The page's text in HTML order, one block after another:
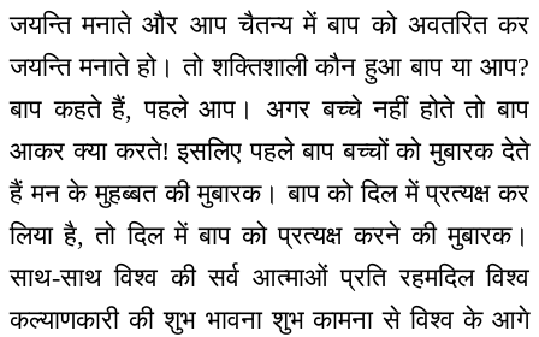
जयन्ति मनाते और आप चैतन्य में बाप को अवतरित कर
जयन्ति मनाते हो। तो शक्तिशाली कौन हुआ बाप या आप?
बाप कहते हैं, पहले आप। अगर बच्चे नहीं होते तो बाप
आकर क्या करते! इसलिए पहले बाप बच्चों को मुबारक देते
हैं मन के मुहब्बत की मुबारक। बाप को दिल में प्रत्यक्ष कर
लिया है, तो दिल में बाप को प्रत्यक्ष करने की मुबारक।
साथ-साथ विश्व की सर्व आत्माओं प्रति रहमदिल विश्व
कल्याणकारी की शुभ भावना शुभ कामना से विश्व के आगे